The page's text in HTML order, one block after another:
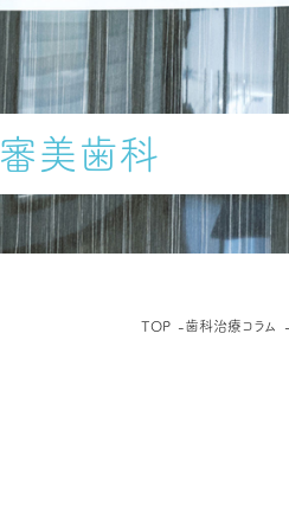
審美歯科
TOP 歯科治療コラム